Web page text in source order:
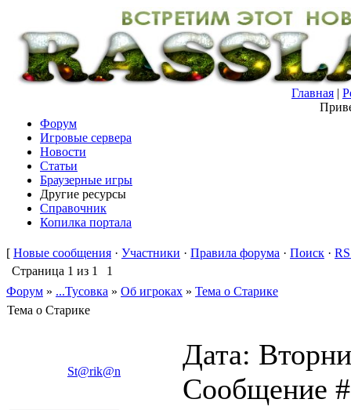
Главная |
Форум
Игровые сервера
Новости
Статьи
Браузерные игры
Другие ресурсы
Справочник
Копилка портала
[ Новые сообщения · Участники · Правила форума · Поиск ·
Страница 1 из 1
1
Форум » ...Тусовка » Об игроках » Тема о Старике
Тема о Старике
St@rik@n
Дата:
Сообщение